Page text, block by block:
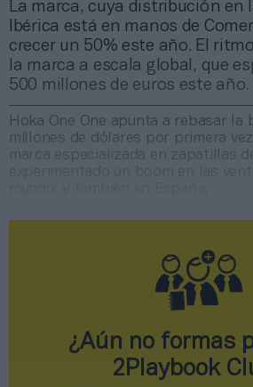
La marca, cuya distribución en
Ibérica está en manos de
crecer un 50% este año. El
la marca a escala global, que
500 millones de euros este año.
Hoka One One apunta a rebasar la
millones de dólares por primera
marca especializada en zapatillas
¿Aún no formas
2Playbook